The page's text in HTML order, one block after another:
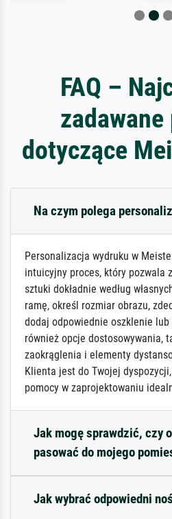
FAQ –
dotyczące
Na czym polega
Personalizacja wydruku w
intuicyjny proces, który pozwala
sztuki dokładnie według
ramę, określ rozmiar obrazu,
dodaj odpowiednie oszklenie
również opcje dostosowywania,
zaokrąglenia i elementy
Klienta jest do Twojej
pomocy w zaprojektowaniu
Jak mogę sprawdzić, czy
pasować do mojego
Jak wybrać odpowiedni